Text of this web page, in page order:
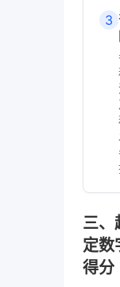
3
三、
定数
得分